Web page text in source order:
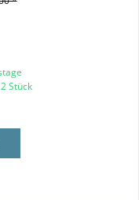
Stück